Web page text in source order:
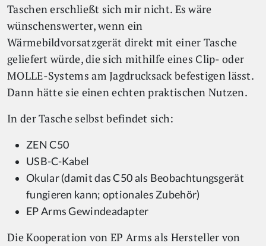
Taschen erschließt sich mir nicht. Es wäre
wünschenswerter, wenn ein
Wärmebildvorsatzgerät direkt mit einer Tasche
geliefert würde, die sich mithilfe eines Clip- oder
MOLLE-Systems am Jagdrucksack befestigen lässt.
Dann hätte sie einen echten praktischen Nutzen.
In der Tasche selbst befindet sich:
ZEN C50
USB-C-Kabel
Okular (damit das C50 als Beobachtungsgerät
fungieren kann; optionales Zubehör)
EP Arms Gewindeadapter
Die Kooperation von EP Arms als Hersteller von